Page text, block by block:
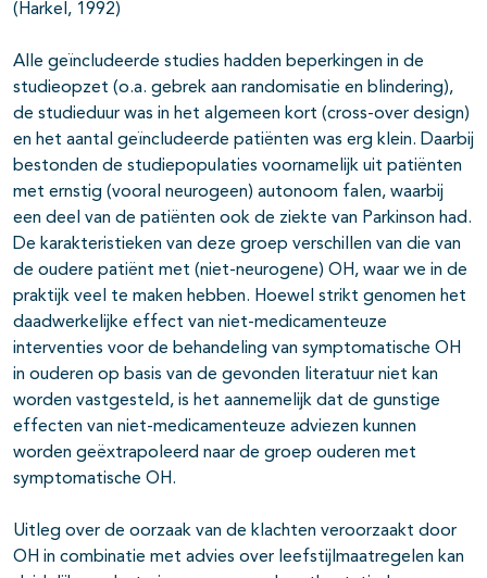
(Harkel, 1992)
Alle geïncludeerde studies hadden beperkingen in de
studieopzet (o.a. gebrek aan randomisatie en blindering),
de studieduur was in het algemeen kort (cross-over design)
en het aantal geïncludeerde patiënten was erg klein. Daarbij
bestonden de studiepopulaties voornamelijk uit patiënten
met ernstig (vooral neurogeen) autonoom falen, waarbij
een deel van de patiënten ook de ziekte van Parkinson had.
De karakteristieken van deze groep verschillen van die van
de oudere patiënt met (niet-neurogene) OH, waar we in de
praktijk veel te maken hebben. Hoewel strikt genomen het
daadwerkelijke effect van niet-medicamenteuze
interventies voor de behandeling van symptomatische OH
in ouderen op basis van de gevonden literatuur niet kan
worden vastgesteld, is het aannemelijk dat de gunstige
effecten van niet-medicamenteuze adviezen kunnen
worden geëxtrapoleerd naar de groep ouderen met
symptomatische OH.
Uitleg over de oorzaak van de klachten veroorzaakt door
OH in combinatie met advies over leefstijlmaatregelen kan